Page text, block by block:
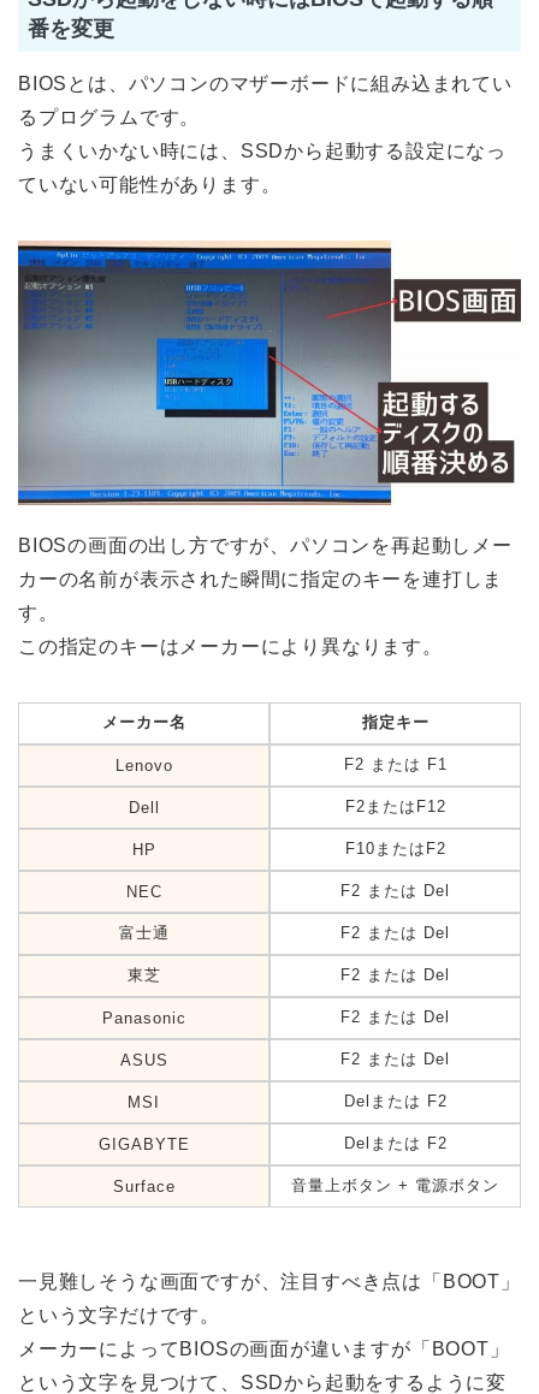
番を変更
BIOSとは、パソコンのマザーボードに組み込まれてい
るプログラムです。
うまくいかない時には、SSDから起動する設定になっ
ていない可能性があります。
BIOSの画面の出し方ですが、パソコンを再起動しメー
カーの名前が表示された瞬間に指定のキーを連打しま
す。
この指定のキーはメーカーにより異なります。
メーカー名 指定キー
Lenovo F2 または F1
Dell F2またはF12
HP F10またはF2
NEC F2 または Del
富士通 F2 または Del
東芝 F2 または Del
Panasonic F2 または Del
ASUS F2 または Del
MSI Delまたは F2
GIGABYTE Delまたは F2
Surface 音量上ボタン + 電源ボタン
一見難しそうな画面ですが、注目すべき点は「BOOT」
という文字だけです。
メーカーによってBIOSの画面が違いますが「BOOT」
という文字を見つけて、SSDから起動をするように変